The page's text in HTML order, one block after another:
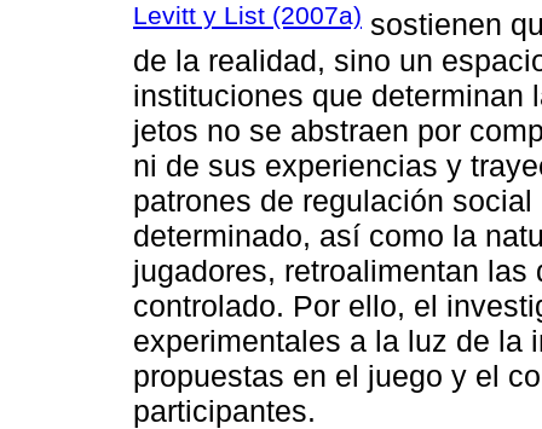
Levitt y List (2007a) sostienen
de la realidad, sino un
instituciones que determinan
jetos no se abstraen por
ni de sus experiencias y
patrones de regulación
determinado, así como la
jugadores, retroalimentan
controlado. Por ello, el
experimentales a la luz de la
propuestas en el juego y el
participantes.